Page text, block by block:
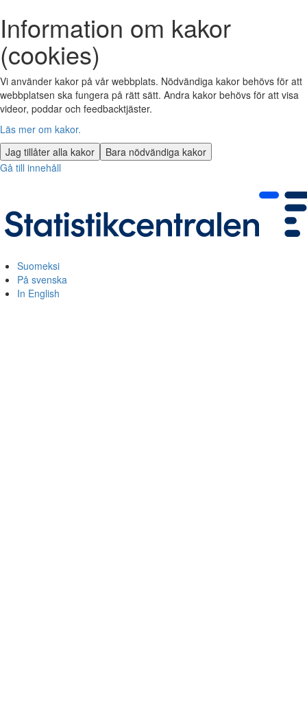
Information om kakor
(cookies)
Vi använder kakor på vår webbplats. Nödvändiga kakor behövs för att
webbplatsen ska fungera på rätt sätt. Andra kakor behövs för att visa
videor, poddar och feedbacktjäster.
Läs mer om kakor.
Jag tillåter alla kakor
Bara nödvändiga kakor
Gå till innehåll
Suomeksi
På svenska
In English